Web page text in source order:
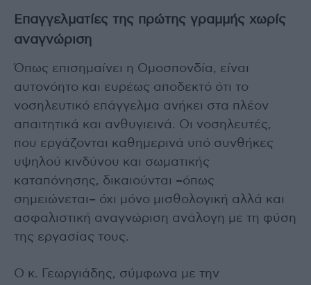
Επαγγελματίες της πρώτης γραμμής χωρίς
αναγνώριση
Όπως επισημαίνει η Ομοσπονδία, είναι
αυτονόητο και ευρέως αποδεκτό ότι το
νοσηλευτικό επάγγελμα ανήκει στα πλέον
απαιτητικά και ανθυγιεινά. Οι νοσηλευτές,
που εργάζονται καθημερινά υπό συνθήκες
υψηλού κινδύνου και σωματικής
καταπόνησης, δικαιούνται –όπως
σημειώνεται– όχι μόνο μισθολογική αλλά και
ασφαλιστική αναγνώριση ανάλογη με τη φύση
της εργασίας τους.
Ο κ. Γεωργιάδης, σύμφωνα με την